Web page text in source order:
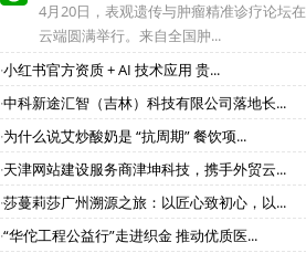
4月20日，表观遗传与肿瘤精准诊疗论坛在
云端圆满举行。来自全国肿...
·小红书官方资质 + AI 技术应用 贵...
·中科新途汇智（吉林）科技有限公司落地长...
·为什么说艾炒酸奶是 “抗周期” 餐饮项...
·天津网站建设服务商津坤科技，携手外贸云...
·莎蔓莉莎广州溯源之旅：以匠心致初心，以...
·“华佗工程公益行”走进织金 推动优质医...